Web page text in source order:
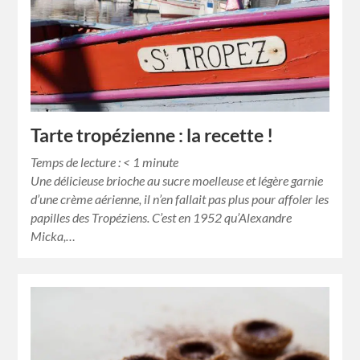
Tarte tropézienne : la recette !
Temps de lecture : < 1 minute
Une délicieuse brioche au sucre moelleuse et légère garnie
d’une crème aérienne, il n’en fallait pas plus pour affoler les
papilles des Tropéziens. C’est en 1952 qu’Alexandre
Micka,…